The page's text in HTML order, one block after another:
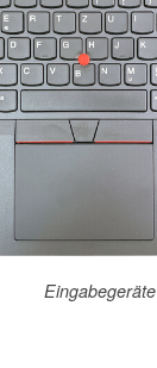
Eingabegeräte